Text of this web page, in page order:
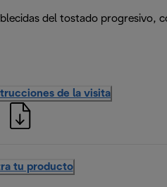
del tostado progresivo,
de la visita
tu producto